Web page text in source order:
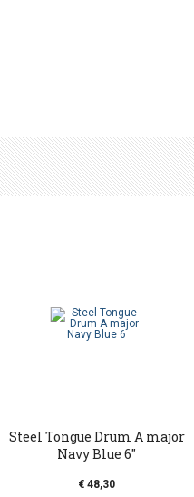
Steel Tongue Drum A major
Νavy Blue 6"
€ 48,30